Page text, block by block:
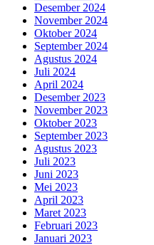
Desember 2024
November 2024
Oktober 2024
September 2024
Agustus 2024
Juli 2024
April 2024
Desember 2023
November 2023
Oktober 2023
September 2023
Agustus 2023
Juli 2023
Juni 2023
Mei 2023
April 2023
Maret 2023
Februari 2023
Januari 2023